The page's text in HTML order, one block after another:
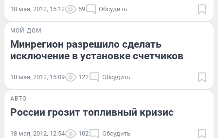
18 мая, 2012, 15:12 59 Обсудить
МОЙ ДОМ
Минрегион разрешило сделать
исключение в установке счетчиков
18 мая, 2012, 15:09 122 Обсудить
АВТО
России грозит топливный кризис
18 мая, 2012, 12:54 102 Обсудить